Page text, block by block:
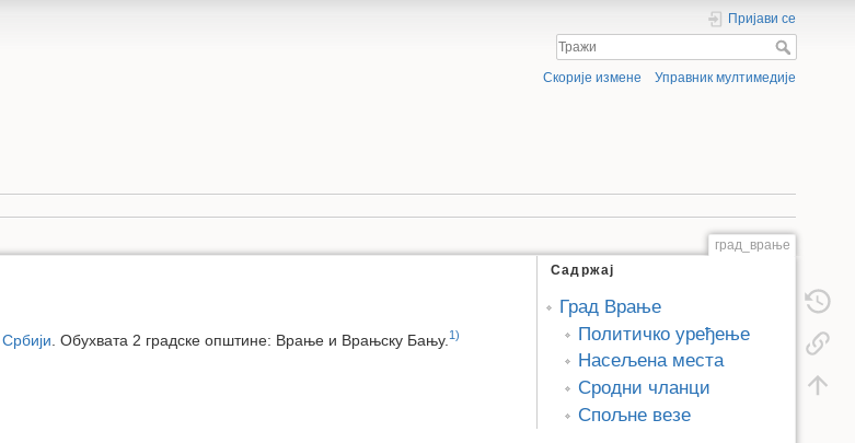
Пријави се
Скорије измене Управник мултимедије
град_врање
Садржај
Град Врање
Политичко уређење
Насељена места
Сродни чланци
Спољне везе
Србији . Обухвата 2 градске општине: Врање и Врањску Бању. 1)